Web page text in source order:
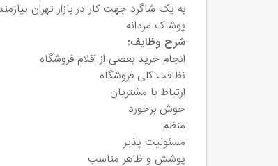
به یک شاگرد جهت کار در بازار تهران
پوشاک مردانه
شرح وظایف:
انجام خرید بعضی از اقلام فروشگاه
نظافت کلی فروشگاه
ارتباط با مشتریان
خوش برخورد
منظم
مسئولیت پذیر
پوشش و ظاهر مناسب